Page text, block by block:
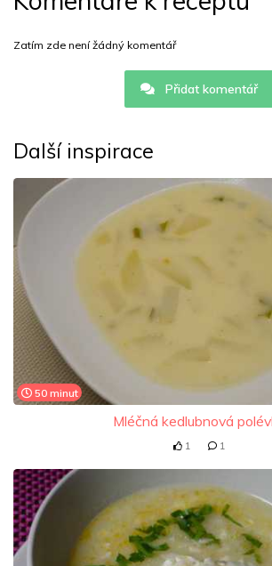
Zatím zde není žádný komentář
Přidat komentář
Další inspirace
50 minut
Mléčná kedlubnová
1 1